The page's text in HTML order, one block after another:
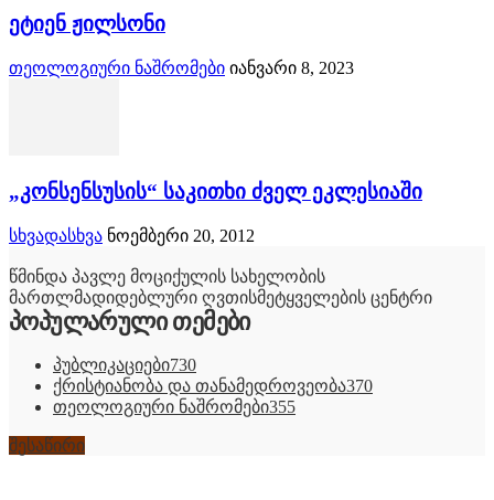
ეტიენ ჟილსონი
თეოლოგიური ნაშრომები იანვარი 8, 2023
„კონსენსუსის“ საკითხი ძველ ეკლესიაში
სხვადასხვა ნოემბერი 20, 2012
წმინდა პავლე მოციქულის სახელობის
მართლმადიდებლური ღვთისმეტყველების ცენტრი
პოპულარული თემები
პუბლიკაციები730
ქრისტიანობა და თანამედროვეობა370
თეოლოგიური ნაშრომები355
შესაწირი